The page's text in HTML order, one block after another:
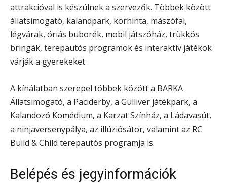
attrakcióval is készülnek a szervezők. Többek között
állatsimogató, kalandpark, körhinta, mászófal,
légvárak, óriás buborék, mobil játszóház, trükkös
bringák, terepautós programok és interaktív játékok
várják a gyerekeket.
A kínálatban szerepel többek között a BARKA
Állatsimogató, a Paciderby, a Gulliver játékpark, a
Kalandozó Komédium, a Karzat Színház, a Ládavasút,
a ninjaversenypálya, az illúziósátor, valamint az RC
Build & Child terepautós programja is.
Belépés és jegyinformációk